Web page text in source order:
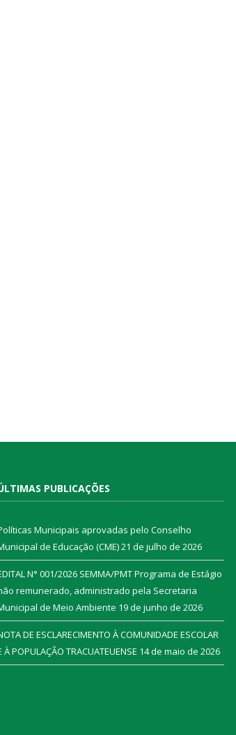
PUBLICAÇÕES
Municipais aprovadas pelo Conselho
de Educação (CME)21 de julho de 2026
N° 001/2026 SEMMA/PMT Programa de Estágio
remunerado, administrado pela Secretaria
de Meio Ambiente 19 de junho de 2026
DE ESCLARECIMENTO À COMUNIDADE ESCOLAR
À POPULAÇÃO TRACUATEUENSE 14 de maio de 2026